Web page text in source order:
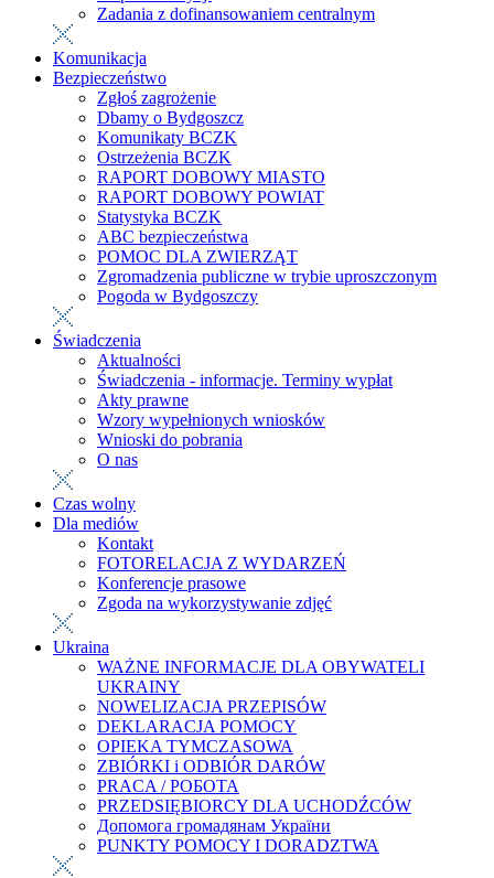
Zadania z dofinansowaniem centralnym
Komunikacja
Bezpieczeństwo
Zgłoś zagrożenie
Dbamy o Bydgoszcz
Komunikaty BCZK
Ostrzeżenia BCZK
RAPORT DOBOWY MIASTO
RAPORT DOBOWY POWIAT
Statystyka BCZK
ABC bezpieczeństwa
POMOC DLA ZWIERZĄT
Zgromadzenia publiczne w trybie uproszczonym
Pogoda w Bydgoszczy
Świadczenia
Aktualności
Świadczenia - informacje. Terminy wypłat
Akty prawne
Wzory wypełnionych wniosków
Wnioski do pobrania
O nas
Czas wolny
Dla mediów
Kontakt
FOTORELACJA Z WYDARZEŃ
Konferencje prasowe
Zgoda na wykorzystywanie zdjęć
Ukraina
WAŻNE INFORMACJE DLA OBYWATELI
UKRAINY
NOWELIZACJA PRZEPISÓW
DEKLARACJA POMOCY
OPIEKA TYMCZASOWA
ZBIÓRKI i ODBIÓR DARÓW
PRACA / РОБОТА
PRZEDSIĘBIORCY DLA UCHODŹCÓW
Допомога громадянам України
PUNKTY POMOCY I DORADZTWA